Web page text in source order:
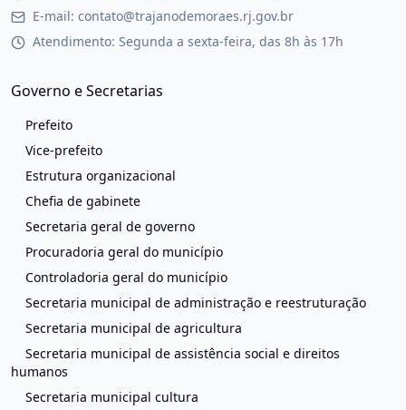
E-mail: contato@trajanodemoraes.rj.gov.br
Atendimento: Segunda a sexta-feira, das 8h às 17h
Governo e Secretarias
Prefeito
Vice-prefeito
Estrutura organizacional
Chefia de gabinete
Secretaria geral de governo
Procuradoria geral do município
Controladoria geral do município
Secretaria municipal de administração e reestruturação
Secretaria municipal de agricultura
Secretaria municipal de assistência social e direitos
humanos
Secretaria municipal cultura